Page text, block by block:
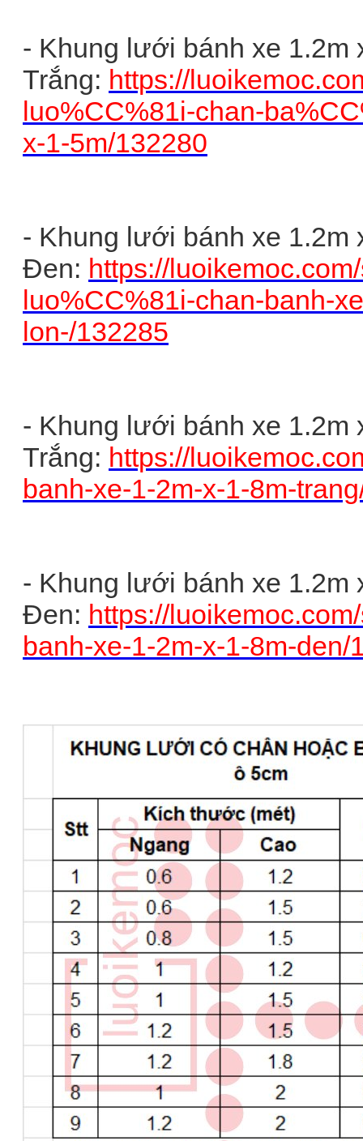
- Khung lưới bánh xe 1.2m
Trắng: https://
luo%CC%81i-chan-
x-1-5m/132280
- Khung lưới bánh xe 1.2m
Đen: https://
luo%CC%81i-chan-banh-
lon-/132285
- Khung lưới bánh xe 1.2m
Trắng: https://
banh-xe-1-2m-x-1-8m-
- Khung lưới bánh xe 1.2m
Đen: https://
banh-xe-1-2m-x-1-8m-den/